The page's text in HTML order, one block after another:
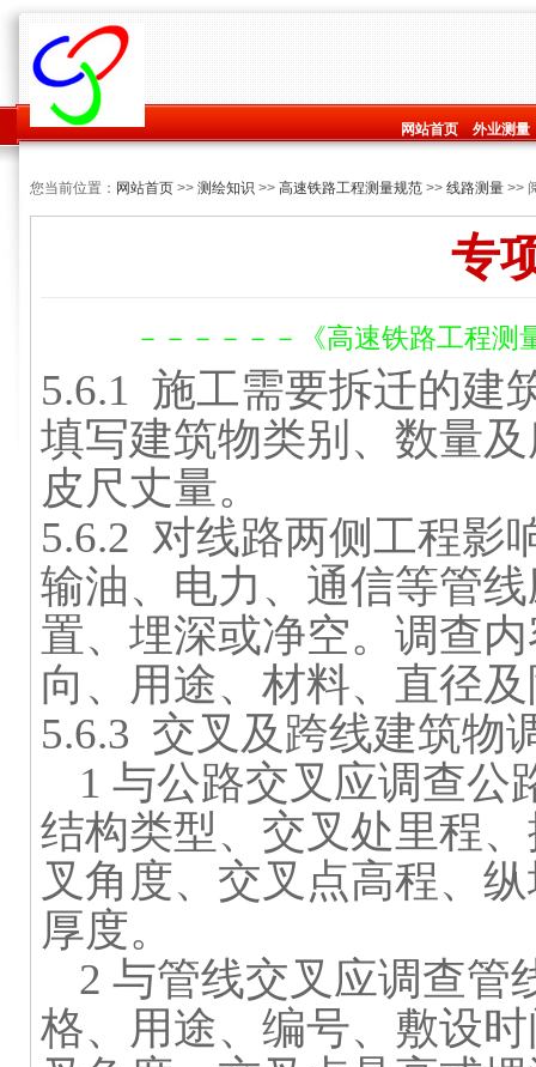
网站首页 外业测量
您当前位置： 网站首页 >> 测绘知识 >> 高速铁路工程测量规范 >> 线路测量 >>
专
－－－－－－《高速铁路工程测
5.6.1 施工需要拆迁的建
填写建筑物类别、数量
皮尺丈量。
5.6.2 对线路两侧工程影
输油、电力、通信等管
置、埋深或净空。调查
向、用途、材料、直径
5.6.3 交叉及跨线建筑物
1 与公路交叉应调查公
结构类型、交叉处里程
叉角度、交叉点高程、
厚度。
2 与管线交叉应调查管
格、用途、编号、敷设